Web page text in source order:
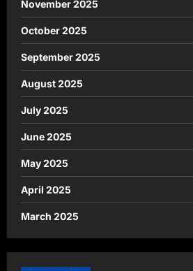
November 2025
October 2025
September 2025
August 2025
July 2025
June 2025
May 2025
April 2025
March 2025